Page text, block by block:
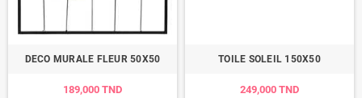
DECO MURALE FLEUR 50X50
189,000 TND
TOILE SOLEIL 150X50
249,000 TND